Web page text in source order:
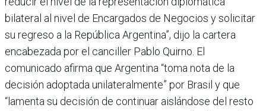
bilateral al nivel de Encargados de Negocios y solicitar
su regreso a la República Argentina”, dijo la cartera
encabezada por el canciller Pablo Quirno. El
comunicado afirma que Argentina “toma nota de la
decisión adoptada unilateralmente” por Brasil y que
“lamenta su decisión de continuar aislándose del resto